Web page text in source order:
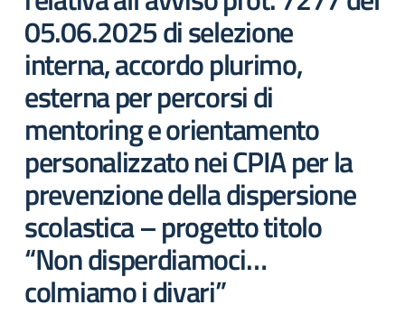
05.06.2025 di selezione
interna, accordo plurimo,
esterna per percorsi di
mentoring e orientamento
personalizzato nei CPIA per la
prevenzione della dispersione
scolastica – progetto titolo
“Non disperdiamoci…
colmiamo i divari”